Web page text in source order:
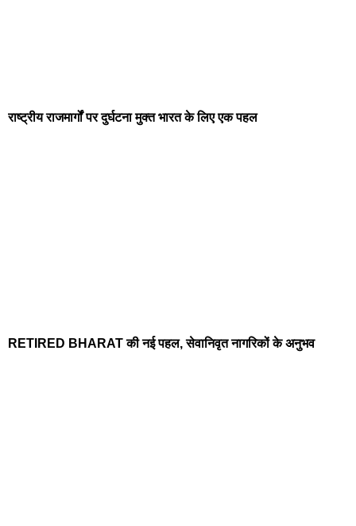
राष्ट्रीय राजमार्गों पर दुर्घटना मुक्त भारत के लिए एक पहल
RETIRED BHARAT की नई पहल, सेवानिवृत नागरिकों के अनुभव